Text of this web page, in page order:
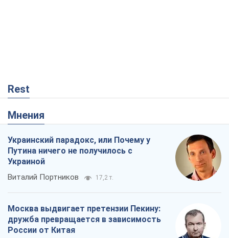
Rest
Мнения
Украинский парадокс, или Почему у
Путина ничего не получилось с
Украиной
Виталий Портников 17,2 т.
Москва выдвигает претензии Пекину:
дружба превращается в зависимость
России от Китая